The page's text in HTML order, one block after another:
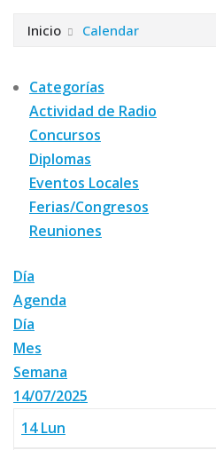
Inicio Calendar
Categorías
Actividad de Radio
Concursos
Diplomas
Eventos Locales
Ferias/Congresos
Reuniones
Día
Agenda
Día
Mes
Semana
14/07/2025
14 Lun